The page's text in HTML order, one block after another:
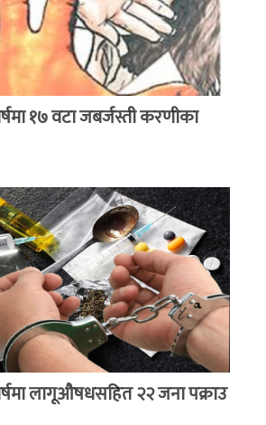
१७ वटा जबर्जस्ती करणीका
लागूऔषधसहित २२ जना पक्राउ